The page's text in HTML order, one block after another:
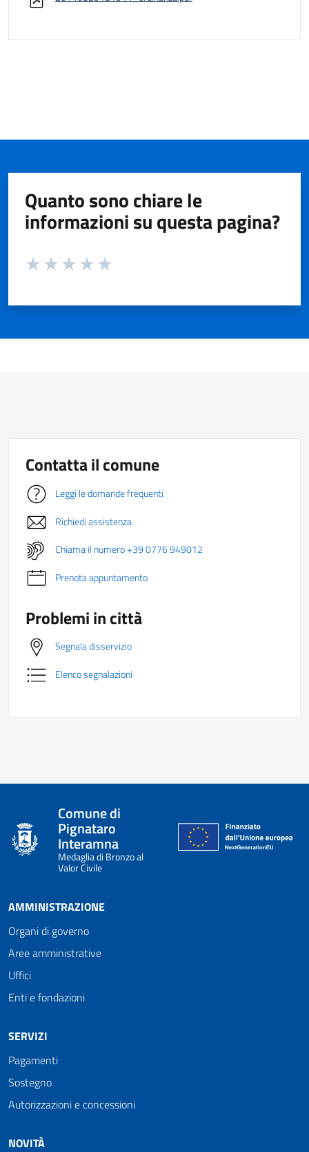
Quanto sono chiare le
informazioni su questa pagina?
Valuta da 1 a 5 stelle la pagina
Contatta il comune
Leggi le domande frequenti
Richiedi assistenza
Chiama il numero +39 0776 949012
Prenota appuntamento
Problemi in città
Segnala disservizio
Elenco segnalazioni
Comune di
Pignataro
Interamna
Medaglia di Bronzo al
Valor Civile
AMMINISTRAZIONE
Organi di governo
Aree amministrative
Uffici
Enti e fondazioni
SERVIZI
Pagamenti
Sostegno
Autorizzazioni e concessioni
NOVITÀ